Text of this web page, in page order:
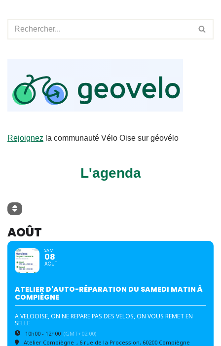
Rejoignez la communauté Vélo Oise sur géovélo
L'agenda
AOÛT
SAM
08
AOUT
ATELIER D'AUTO-RÉPARATION DU SAMEDI MATIN À
COMPIÈGNE
A VELOOISE, ON NE REPARE PAS DES VELOS, ON VOUS REMET EN
SELLE
10h00 - 12h00 (GMT+02:00)
Atelier Compiègne , 6 rue de la Procession, 60200 Compiègne